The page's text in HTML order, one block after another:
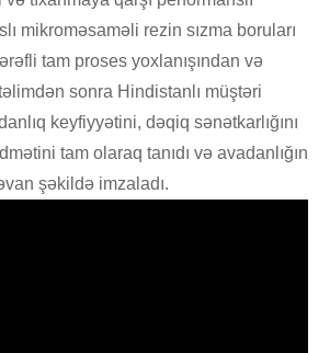
mikroməsaməli rezin sızma boruları
tam proses yoxlanışından və
sonra Hindistanlı müştəri
keyfiyyətini, dəqiq sənətkarlığını
tam olaraq tanıdı və avadanlığın
şəkildə imzaladı.